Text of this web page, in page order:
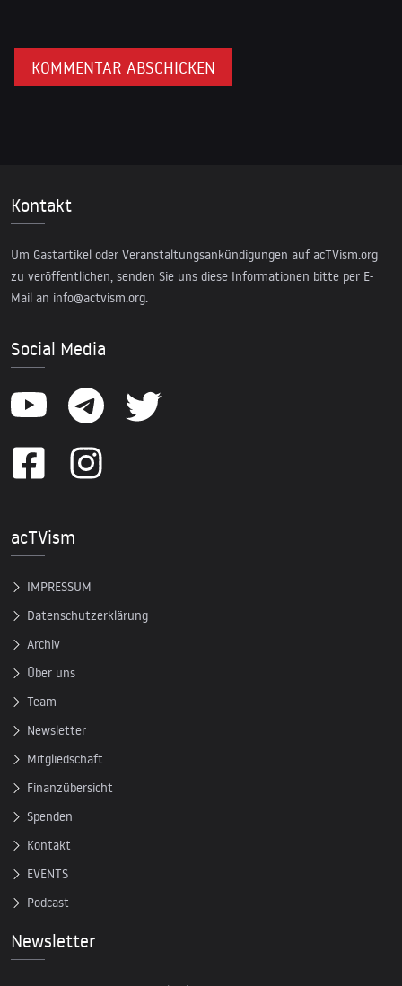
Kontakt
Um Gastartikel oder Veranstaltungsankündigungen auf acTVism.org
zu veröffentlichen, senden Sie uns diese Informationen bitte per E-
Mail an info@actvism.org.
Social Media
acTVism
IMPRESSUM
Datenschutzerklärung
Archiv
Über uns
Team
Newsletter
Mitgliedschaft
Finanzübersicht
Spenden
Kontakt
EVENTS
Podcast
Newsletter